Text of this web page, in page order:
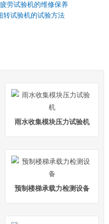
劳试验机的维修保养
转试验机的试验方法
雨水收集模块压力试验机
预制楼梯承载力检测设备